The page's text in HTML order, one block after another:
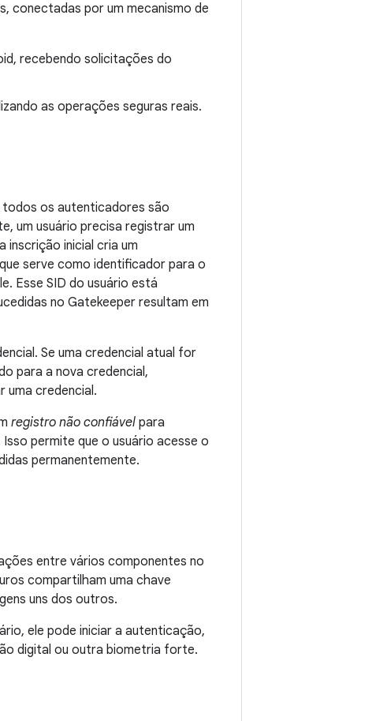
conectadas por um mecanismo de
recebendo solicitações do
as operações seguras reais.
todos os autenticadores são
um usuário precisa registrar um
inscrição inicial cria um
serve como identificador para o
Esse SID do usuário está
no Gatekeeper resultam em
Se uma credencial atual for
para a nova credencial,
uma credencial.
registro não confiável para
permite que o usuário acesse o
permanentemente.
entre vários componentes no
compartilham uma chave
uns dos outros.
ele pode iniciar a autenticação,
digital ou outra biometria forte.